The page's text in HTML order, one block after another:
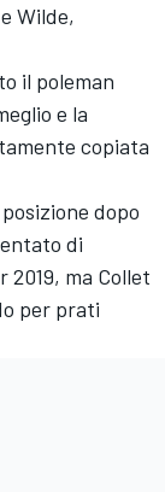
Wilde,
il poleman
e la
copiata
dopo
di
ma Collet
per prati